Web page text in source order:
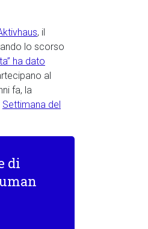
, il
lo scorso
ha dato
al
fa, la
Settimana del
di